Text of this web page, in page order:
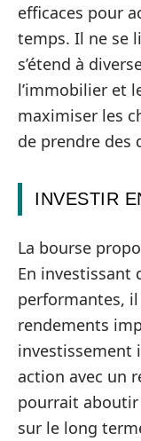
efficaces pour
temps. Il ne se
s’étend à
l’immobilier et
maximiser les
de prendre des
INVESTIR
La bourse
En investissant
performantes,
rendements
investissement
action avec un
pourrait
sur le long